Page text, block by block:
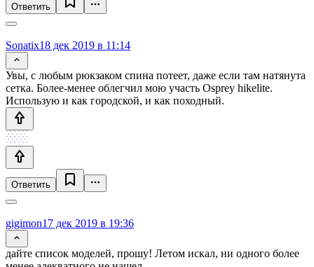
Ответить
Sonatix18 дек 2019 в 11:14
Увы, с любым рюкзаком спина потеет, даже если там натянута
сетка. Более-менее облегчил мою участь Osprey hikelite.
Использую и как городской, и как походный.
Ответить
gigimon17 дек 2019 в 19:36
дайте список моделей, прошу! Летом искал, ни одного более